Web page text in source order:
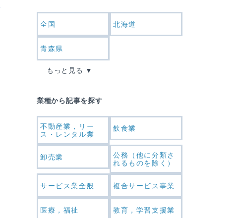
全国 北海道
青森県
もっと見る
業種から記事を探す
不動産業，リー
ス・レンタル業
飲食業
卸売業
公務（他に分類さ
れるものを除く）
サービス業全般 複合サービス事業
医療，福祉 教育，学習支援業